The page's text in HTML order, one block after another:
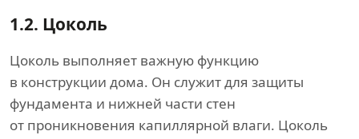
1.2. Цоколь
Цоколь выполняет важную функцию
в конструкции дома. Он служит для защиты
фундамента и нижней части стен
от проникновения капиллярной влаги. Цоколь